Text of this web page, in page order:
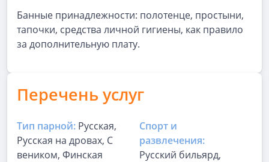
Банные принадлежности: полотенце, простыни,
тапочки, средства личной гигиены, как правило
за дополнительную плату.
Перечень услуг
Тип парной: Русская,
Русская на дровах, С
веником, Финская
Спорт и
развлечения:
Русский бильярд,